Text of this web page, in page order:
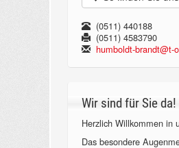
(0511) 440188
(0511) 4583790
humboldt-brandt@t-
Wir sind für Sie da!
Herzlich Willkommen in
Das besondere